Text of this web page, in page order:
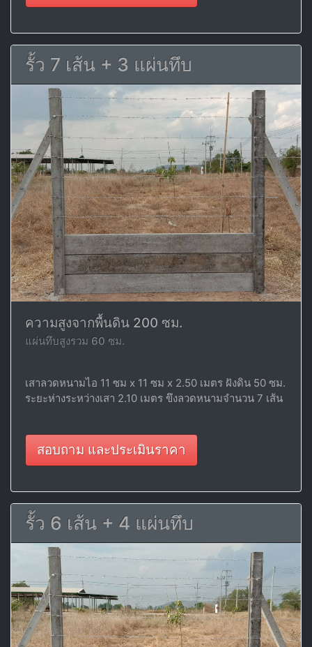
รั้ว 7 เส้น + 3 แผ่นทึบ
ความสูงจากพื้นดิน 200 ซม.
แผ่นทึบสูงรวม 60 ซม.
เสาลวดหนามไอ 11 ซม x 11 ซม x 2.50 เมตร ฝังดิน 50 ซม.
ระยะห่างระหว่างเสา 2.10 เมตร ขึงลวดหนามจำนวน 7 เส้น
สอบถาม และประเมินราคา
รั้ว 6 เส้น + 4 แผ่นทึบ